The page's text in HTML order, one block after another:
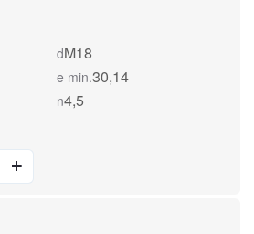
dM18
e min.30,14
n4,5